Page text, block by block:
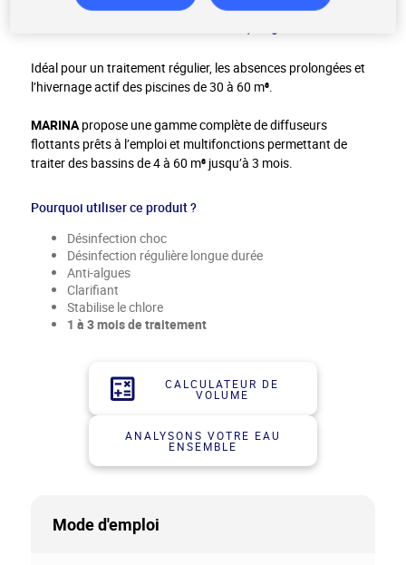
Idéal pour un traitement régulier, les absences prolongées et
l’hivernage actif des piscines de 30 à 60 m³.
MARINApropose une gamme complète de diffuseurs
flottants prêts à l’emploi et multifonctions permettant de
traiter des bassins de 4 à 60 m³jusqu’à 3 mois.
Pourquoi utiliser ce produit ?
Désinfection choc
Désinfection régulière longue durée
Anti-algues
Clarifiant
Stabilise le chlore
1 à 3 mois de traitement
CALCULATEUR DE
VOLUME
ANALYSONS VOTRE EAU
ENSEMBLE
Mode d'emploi